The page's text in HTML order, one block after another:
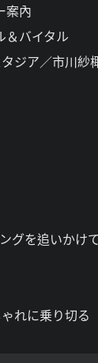
案內
＆バイタル
ジア／市川紗
グを追いかけて
れに乗り切る